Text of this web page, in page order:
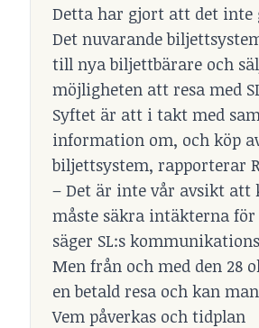
Detta har gjort att det inte
Det nuvarande
till nya biljettbärare och
möjligheten att resa med
Syftet är att i takt med
information om, och köp
biljettsystem, rapporterar
– Det är inte vår avsikt att
måste säkra intäkterna
säger SL:s
Men från och med den 28
en betald resa och kan
Vem påverkas och tidplan